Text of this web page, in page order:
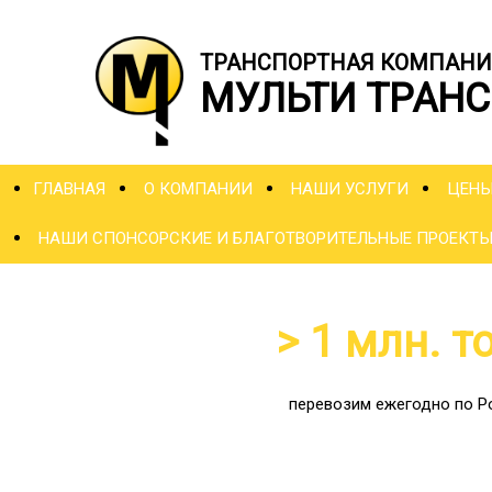
ТРАНСПОРТНАЯ
МУЛЬТИ ТРАНС
ГЛАВНАЯ О КОМПАНИИ НАШИ УСЛУГИ
НАШИ СПОНСОРСКИЕ И БЛАГОТВОРИТЕЛЬНЫЕ ПРОЕКТЫ
> 1 млн.
перевозим ежегодно по